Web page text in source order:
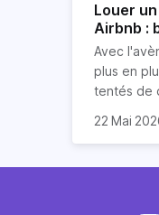
Louer
Airbnb :
Avec
plus en
tentés de
Paris qui
Louer en
22 Mai